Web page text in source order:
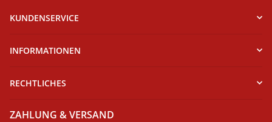
KUNDENSERVICE
INFORMATIONEN
RECHTLICHES
ZAHLUNG & VERSAND